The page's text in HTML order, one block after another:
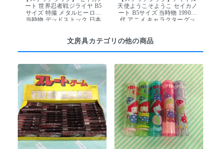
ート 世界忍者戦ジライヤ B5
サイズ 特撮 メタルヒーロー
当時物 デッドストック 日本
天使ようこそようこ セイカノ
ート B5サイズ 当時物 1990年
代 アニメ キャラクターグッ
文房具カテゴリの他の商品